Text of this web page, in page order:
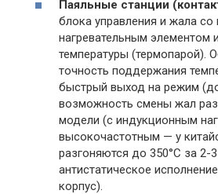
Паяльные станции
блока управления и жала
нагревательным элементом
температуры (термопарой).
точность поддержания
быстрый выход на режим
возможность смены жал
модели (с индукционным
высокочастотным — у
разгоняются до 350°C за
антистатическое
корпус).